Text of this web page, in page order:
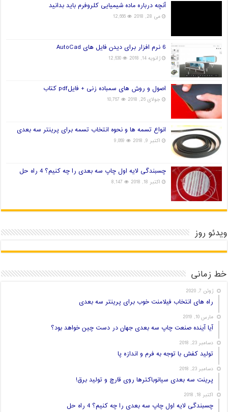
آنچه درباره ماده شیمیایی کلروفرم باید بدانید
می 28, 2018 12,666
6 نرم افزار برای دیدن فایل های AutoCad
ژانویه 14, 2018 12,630
اصول و روش های سمباده زنی + فایلpdf کتاب
جولای 26, 2018 10,767
انواع تسمه ها و نحوه انتخاب تسمه برای پرینتر سه بعدی
اکتبر 9, 2018 9,069
چسبندگی لایه اول چاپ سه بعدی را چه کنیم؟ 4 راه حل
اکتبر 18, 2018 8,147
ویدئو روز
خط زمانی
ژوئن 7, 2020
راه های انتخاب فیلامنت خوب برای پرینتر سه بعدی
مارس 10, 2019
آیا آینده صنعت چاپ سه بعدی جهان در دست چین خواهد بود؟
دسامبر 23, 2018
تولید کفش با توجه به فرم و اندازه پا
دسامبر 23, 2018
پرینت سه بعدی سیانوباکترها روی قارچ و تولید برق!
اکتبر 18, 2018
چسبندگی لایه اول چاپ سه بعدی را چه کنیم؟ 4 راه حل